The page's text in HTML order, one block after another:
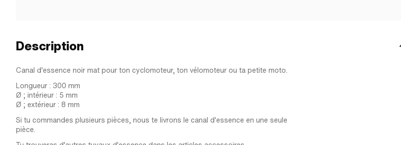
Description
Canal d'essence noir mat pour ton cyclomoteur, ton vélomoteur ou ta petite moto.
Longueur : 300 mm
Ø ; intérieur : 5 mm
Ø ; extérieur : 8 mm
Si tu commandes plusieurs pièces, nous te livrons le canal d'essence en une seule
pièce.